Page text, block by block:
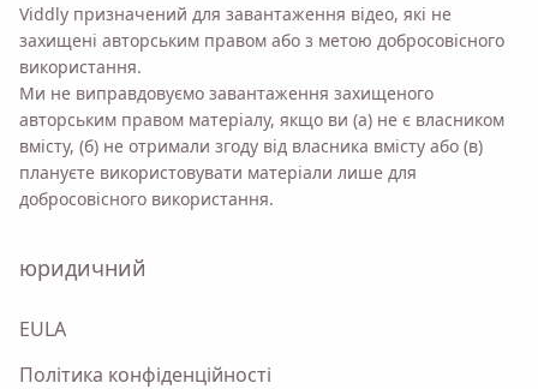
Viddly призначений для завантаження відео, які не
захищені авторським правом або з метою добросовісного
використання.
Ми не виправдовуємо завантаження захищеного
авторським правом матеріалу, якщо ви (а) не є власником
вмісту, (б) не отримали згоду від власника вмісту або (в)
плануєте використовувати матеріали лише для
добросовісного використання.
юридичний
EULA
Політика конфіденційності
Надіслати